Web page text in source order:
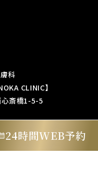
科
CLINIC】
斎橋1-5-5
ク｜NOKA CLINIC
24時間WEB予約